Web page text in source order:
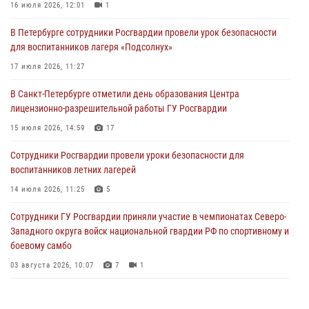
03 августа 2026, 10:07
В Ленобласти сотрудники ОМОН Росгвардии оказали содействие
полиции в проведении профилактического мероприятия
03 августа 2026, 09:16
В Петербурге сотрудники Росгвардии обеспечили правопорядок в
День Воздушно-десантных войск
02 августа 2026, 19:30 10
Сотрудники Росгвардии на Пушкинской улице задержали двух
граждан, подозреваемых в попытке поджога одного из баров в
центре города
16 июля 2026, 12:01 1
В Петербурге сотрудники Росгвардии провели урок безопасности
для воспитанников лагеря «Подсолнух»
17 июля 2026, 11:27
В Санкт-Петербурге отметили день образования Центра
лицензионно-разрешительной работы ГУ Росгвардии
15 июля 2026, 14:59 17
Сотрудники Росгвардии провели уроки безопасности для
воспитанников летних лагерей
14 июля 2026, 11:25 5
Сотрудники ГУ Росгвардии приняли участие в чемпионатах Северо-
Западного округа войск национальной гвардии РФ по спортивному и
боевому самбо
03 августа 2026, 10:07 7 1